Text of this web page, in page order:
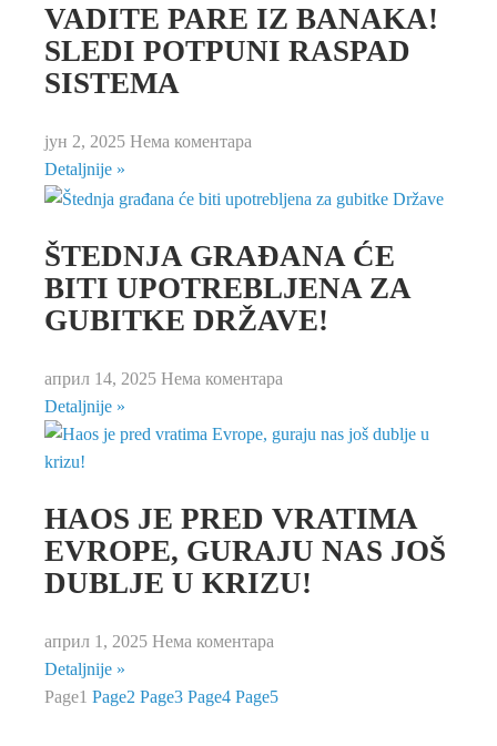
VADITE PARE IZ BANAKA!
SLEDI POTPUNI RASPAD
SISTEMA
јун 2, 2025Нема коментара
Detaljnije »
ŠTEDNJA GRAĐANA ĆE
BITI UPOTREBLJENA ZA
GUBITKE DRŽAVE!
април 14, 2025Нема коментара
Detaljnije »
HAOS JE PRED VRATIMA
EVROPE, GURAJU NAS JOŠ
DUBLJE U KRIZU!
април 1, 2025Нема коментара
Detaljnije »
Page1 Page2 Page3 Page4 Page5